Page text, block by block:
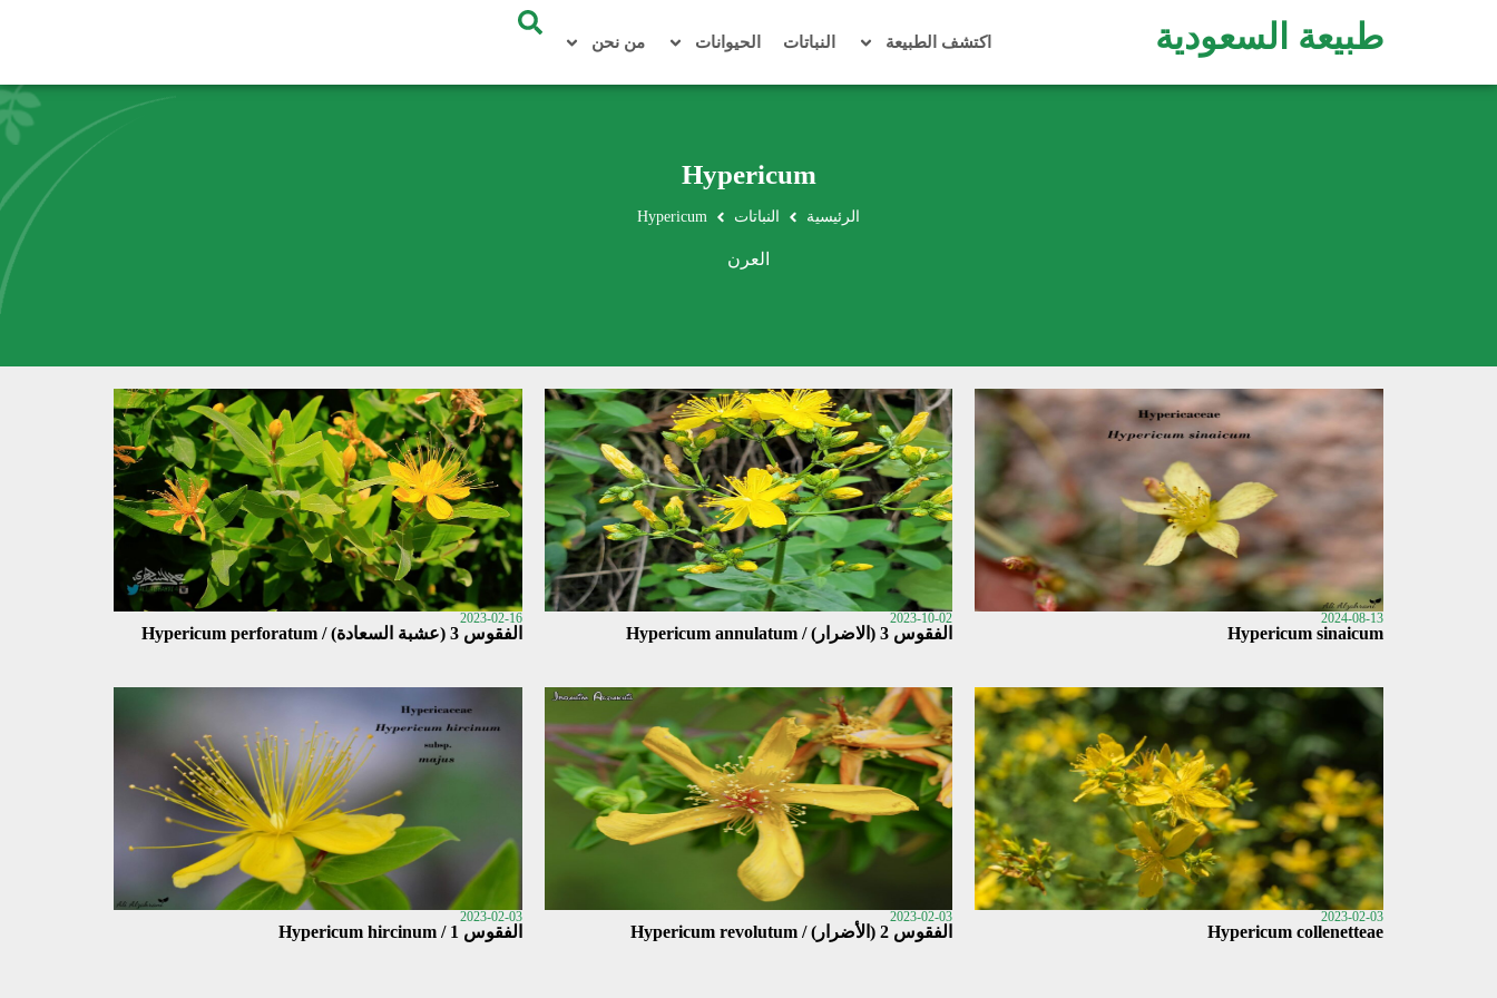
طبيعة السعودية اكتشف الطبيعة النباتات الحيوانات من نحن
Hypericum
الرئيسية النباتات Hypericum
العرن
2024-08-13
Hypericum sinaicum
2023-10-02
الفقوس 3 (الاضرار) / Hypericum annulatum
2023-02-16
الفقوس 3 (عشبة السعادة) / Hypericum perforatum
2023-02-03
Hypericum collenetteae
2023-02-03
الفقوس 2 (الأضرار) / Hypericum revolutum
2023-02-03
الفقوس 1 / Hypericum hircinum